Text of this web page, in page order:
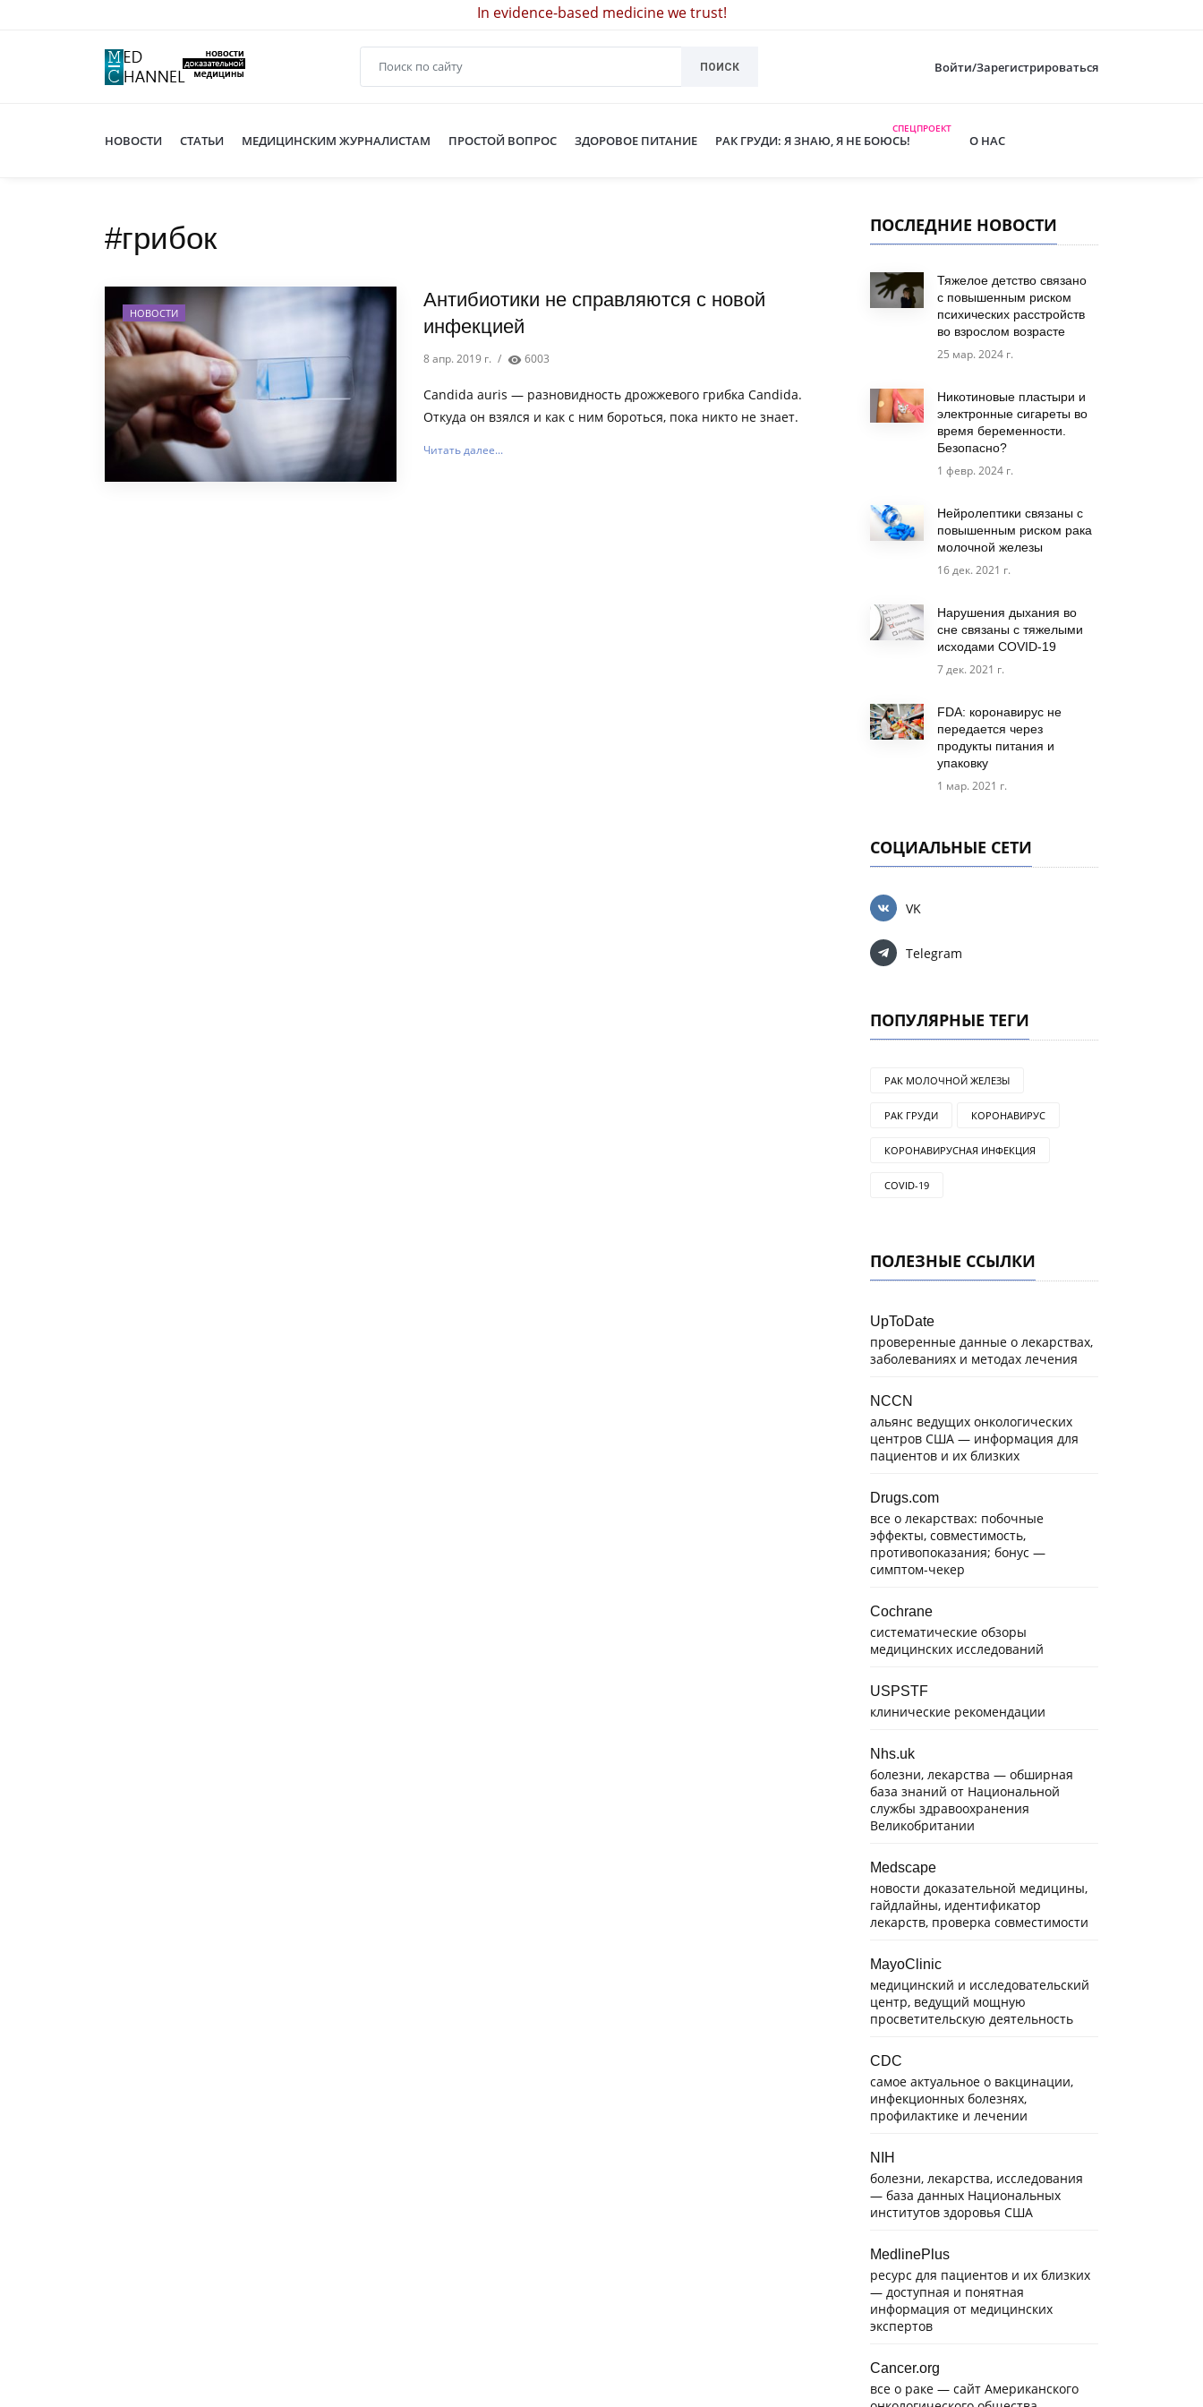
In evidence-based medicine we trust!
ПОИСК Войти/Зарегистрироваться
НОВОСТИ СТАТЬИ МЕДИЦИНСКИМ ЖУРНАЛИСТАМ ПРОСТОЙ ВОПРОС ЗДОРОВОЕ ПИТАНИЕ РАК ГРУДИ: Я ЗНАЮ, Я НЕ БОЮСЬ!
СПЕЦПРОЕКТ
О НАС
#грибок
НОВОСТИ
Антибиотики не справляются с новой
инфекцией
8 апр. 2019 г. / 6003
Candida auris — разновидность дрожжевого грибка Candida.
Откуда он взялся и как с ним бороться, пока никто не знает.
Читать далее...
ПОСЛЕДНИЕ НОВОСТИ
Тяжелое детство связано
с повышенным риском
психических расстройств
во взрослом возрасте
25 мар. 2024 г.
Никотиновые пластыри и
электронные сигареты во
время беременности.
Безопасно?
1 февр. 2024 г.
Нейролептики связаны с
повышенным риском рака
молочной железы
16 дек. 2021 г.
Нарушения дыхания во
сне связаны с тяжелыми
исходами COVID-19
7 дек. 2021 г.
FDA: коронавирус не
передается через
продукты питания и
упаковку
1 мар. 2021 г.
СОЦИАЛЬНЫЕ СЕТИ
VK
Telegram
ПОПУЛЯРНЫЕ ТЕГИ
РАК МОЛОЧНОЙ ЖЕЛЕЗЫ
РАК ГРУДИ КОРОНАВИРУС
КОРОНАВИРУСНАЯ ИНФЕКЦИЯ
COVID-19
ПОЛЕЗНЫЕ ССЫЛКИ
UpToDate
проверенные данные о лекарствах,
заболеваниях и методах лечения
NCCN
альянс ведущих онкологических
центров США — информация для
пациентов и их близких
Drugs.com
все о лекарствах: побочные
эффекты, совместимость,
противопоказания; бонус —
симптом-чекер
Cochrane
систематические обзоры
медицинских исследований
USPSTF
клинические рекомендации
Nhs.uk
болезни, лекарства — обширная
база знаний от Национальной
службы здравоохранения
Великобритании
Medscape
новости доказательной медицины,
гайдлайны, идентификатор
лекарств, проверка совместимости
MayoClinic
медицинский и исследовательский
центр, ведущий мощную
просветительскую деятельность
CDC
самое актуальное о вакцинации,
инфекционных болезнях,
профилактике и лечении
NIH
болезни, лекарства, исследования
— база данных Национальных
институтов здоровья США
MedlinePlus
ресурс для пациентов и их близких
— доступная и понятная
информация от медицинских
экспертов
Cancer.org
все о раке — сайт Американского